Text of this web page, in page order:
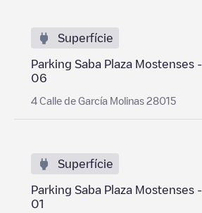
Superfície
Parking Saba Plaza Mostenses -
06
4 Calle de García Molinas 28015
Superfície
Parking Saba Plaza Mostenses -
01